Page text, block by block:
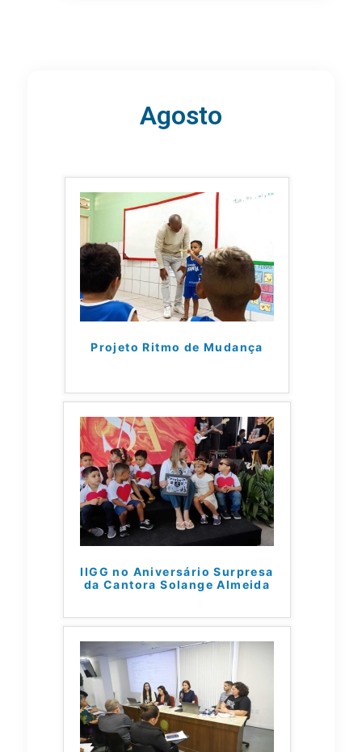
Agosto
Projeto Ritmo de Mudança
IIGG no Aniversário Surpresa
da Cantora Solange Almeida